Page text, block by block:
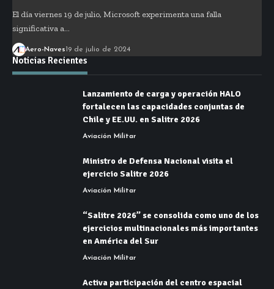
El día viernes 19 de julio, Microsoft experimenta una falla
significativa a…
Aero-Naves19 de julio de 2024
Noticias Recientes
Lanzamiento de carga y operación HALO
fortalecen las capacidades conjuntas de
Chile y EE.UU. en Salitre 2026
Aviación Militar
Ministro de Defensa Nacional visita el
ejercicio Salitre 2026
Aviación Militar
“Salitre 2026” se consolida como uno de los
ejercicios multinacionales más importantes
en América del Sur
Aviación Militar
Activa participación del centro espacial